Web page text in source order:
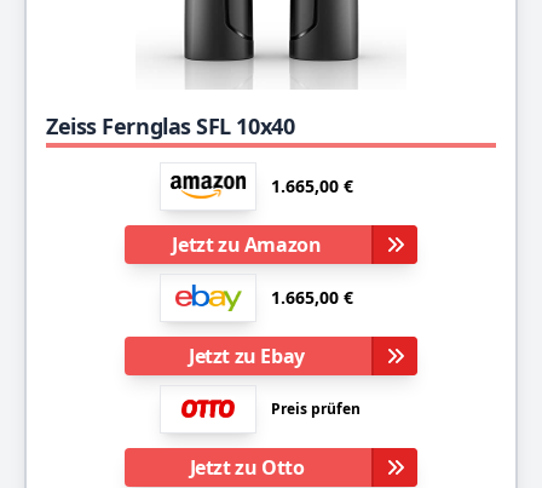
Zeiss Fernglas SFL 10x40
1.665,00 €
Jetzt zu Amazon
1.665,00 €
Jetzt zu Ebay
Preis prüfen
Jetzt zu Otto